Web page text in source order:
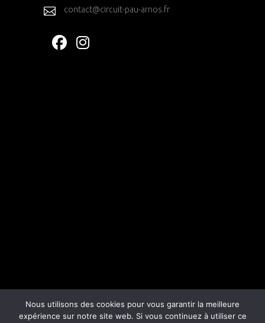
contact@circuit-pau-arnos.fr
Nous utilisons des cookies pour vous garantir la meilleure
expérience sur notre site web. Si vous continuez à utiliser ce